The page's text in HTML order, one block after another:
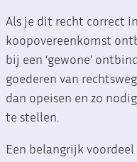
Als je dit recht correct
koopovereenkomst
bij een ‘gewone’
goederen van
dan opeisen en zo
te stellen.
Een belangrijk